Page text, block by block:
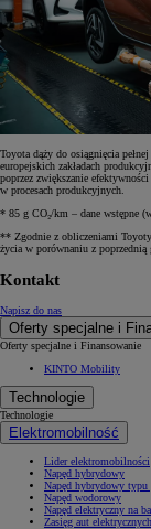
Toyota dąży do osiągnięcia
europejskich zakładach
poprzez zwiększanie
w procesach produkcyjnych.
* 85 g CO₂/km – dane wstępne
** Zgodnie z obliczeniami
życia w porównaniu z
Kontakt
Napisz do nas
Oferty specjalne i
Oferty specjalne i Finansowanie
KINTO Mobility
Technologie
Technologie
Elektromobilność
Lider elektromobilności
Napęd hybrydowy
Napęd hybrydowy
Napęd wodorowy
Napęd elektryczny na
Zasięg aut elektrycznych